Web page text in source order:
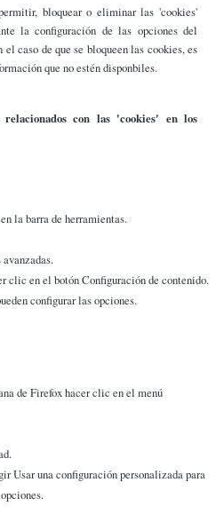
bloquear o eliminar las 'cookies'
la configuración de las opciones del
caso de que se bloqueen las cookies, es
que no estén disponbiles.
con las 'cookies' en los
la barra de herramientas.
clic en el botón Configuración de contenido.
configurar las opciones.
de Firefox hacer clic en el menú
Usar una configuración personalizada para